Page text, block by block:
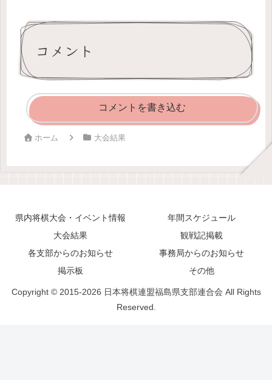
コメント
コメントを書き込む
ホーム 大会結果
県内将棋大会・イベント情報
年間スケジュール
大会結果
観戦記掲載
各支部からのお知らせ
事務局からのお知らせ
掲示板
その他
Copyright © 2015-2026 日本将棋連盟福島県支部連合会 All Rights
Reserved.